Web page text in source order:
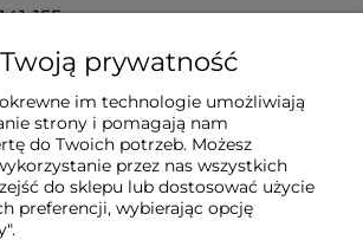
155
prywatność
im technologie umożliwiają
strony i pomagają nam
do Twoich potrzeb. Możesz
przez nas wszystkich
do sklepu lub dostosować użycie
preferencji, wybierając opcję